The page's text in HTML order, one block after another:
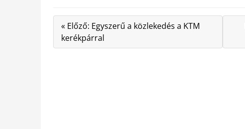
« Előző: Egyszerű a közlekedés a KTM
kerékpárral